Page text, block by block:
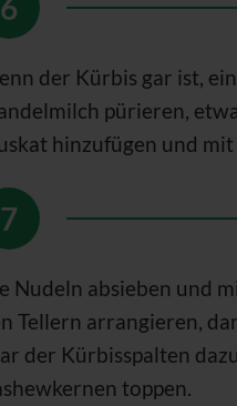
der Kürbis gar ist,
pürieren,
hinzufügen und mit
Nudeln absieben und
Tellern arrangieren,
der Kürbisspalten
toppen.